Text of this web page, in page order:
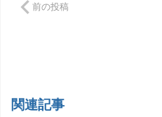
前の投稿
関連記事